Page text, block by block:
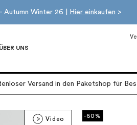
Autumn Winter 26 | Hier einkaufen >
ÜBER UNS
Versand in den Paketshop für
Video -60%